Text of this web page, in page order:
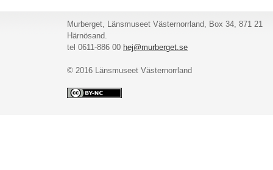
Murberget, Länsmuseet Västernorrland, Box 34, 871 21
Härnösand.
tel 0611-886 00 hej@murberget.se
© 2016 Länsmuseet Västernorrland